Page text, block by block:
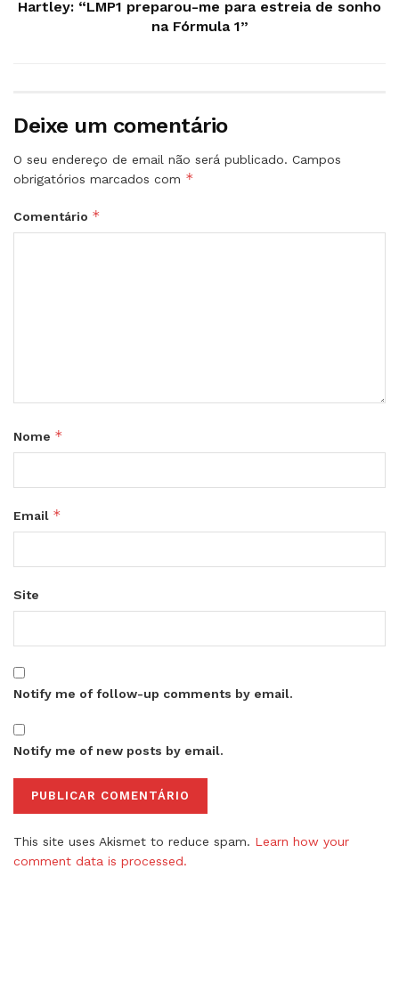
Hartley: “LMP1 preparou-me para estreia de sonho
na Fórmula 1”
Deixe um comentário
O seu endereço de email não será publicado. Campos
obrigatórios marcados com *
Comentário *
Nome *
Email *
Site
Notify me of follow-up comments by email.
Notify me of new posts by email.
This site uses Akismet to reduce spam. Learn how your
comment data is processed.